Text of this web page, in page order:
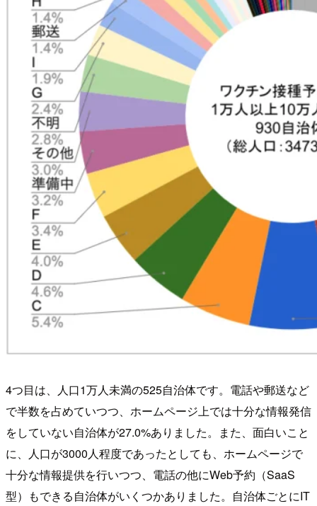
4つ目は、人口1万人未満の525自治体です。電話や郵送など
で半数を占めていつつ、ホームページ上では十分な情報発信
をしていない自治体が27.0%ありました。また、面白いこと
に、人口が3000人程度であったとしても、ホームページで
十分な情報提供を行いつつ、電話の他にWeb予約（SaaS
型）もできる自治体がいくつかありました。自治体ごとにIT